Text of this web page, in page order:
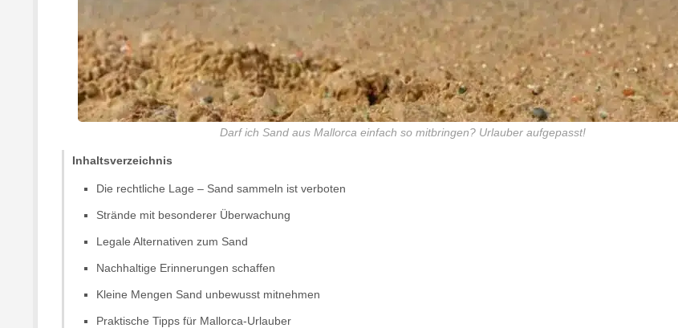
Darf ich Sand aus Mallorca einfach so mitbringen? Urlauber aufgepasst!
Inhaltsverzeichnis
Die rechtliche Lage – Sand sammeln ist verboten
Strände mit besonderer Überwachung
Legale Alternativen zum Sand
Nachhaltige Erinnerungen schaffen
Kleine Mengen Sand unbewusst mitnehmen
Praktische Tipps für Mallorca-Urlauber